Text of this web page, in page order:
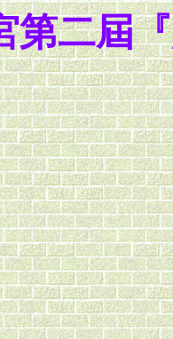
第二屆